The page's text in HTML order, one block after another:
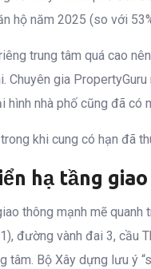
hộ năm 2025 (so với
trung tâm quá cao
Chuyên gia
hình nhà phố cũng đã có
khi cung có hạn đã
hạ tầng
thông mạnh mẽ quanh
đường vành đai 3, cầu
tâm. Bộ Xây dựng lưu ý